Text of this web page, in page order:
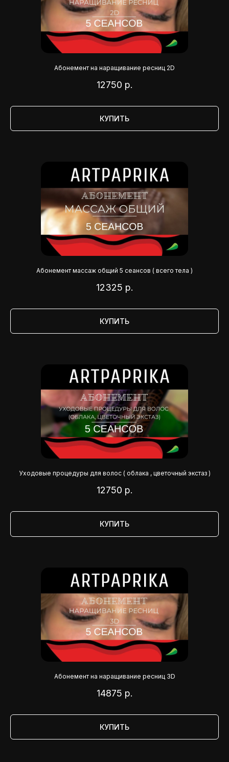
Абонемент на наращивание ресниц 2D
12750 р.
КУПИТЬ
Абонемент массаж общий 5 сеансов ( всего тела )
12325 р.
КУПИТЬ
Уходовые процедуры для волос ( облака , цветочный экстаз )
12750 р.
КУПИТЬ
Абонемент на наращивание ресниц 3D
14875 р.
КУПИТЬ